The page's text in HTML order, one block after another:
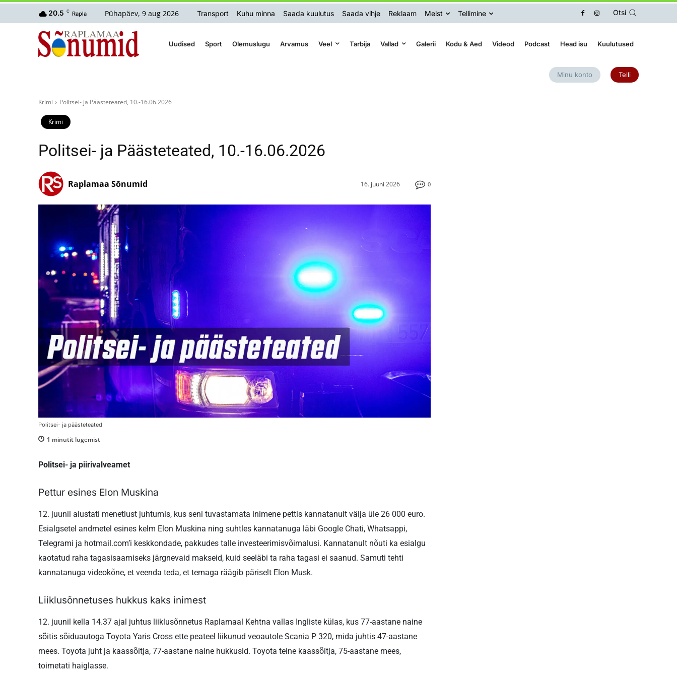
20.5 C Rapla Pühapäev, 9 aug 2026 Transport Kuhu minna Saada kuulutus Saada vihje Reklaam Meist Tellimine Otsi
Uudised Sport Olemuslugu Arvamus Veel Tarbija Vallad Galerii Kodu & Aed Videod Podcast Head isu Kuulutused
Minu konto Telli
Krimi Politsei- ja Päästeteated, 10.-16.06.2026
Krimi
Politsei- ja Päästeteated, 10.-16.06.2026
0
16. juuni 2026
Raplamaa Sõnumid
Politsei- ja päästeteated
1 minutit lugemist
Politsei- ja piirivalveamet
Pettur esines Elon Muskina
12. juunil alustati menetlust juhtumis, kus seni tuvastamata inimene pettis kannatanult välja üle 26 000 euro.
Esialgsetel andmetel esines kelm Elon Muskina ning suhtles kannatanuga läbi Google Chati, Whatsappi,
Telegrami ja hotmail.com’i keskkondade, pakkudes talle investeerimisvõimalusi. Kannatanult nõuti ka esialgu
kaotatud raha tagasisaamiseks järgnevaid makseid, kuid seeläbi ta raha tagasi ei saanud. Samuti tehti
kannatanuga videokõne, et veenda teda, et temaga räägib päriselt Elon Musk.
Liiklusõnnetuses hukkus kaks inimest
12. juunil kella 14.37 ajal juhtus liiklusõnnetus Raplamaal Kehtna vallas Ingliste külas, kus 77-aastane naine
sõitis sõiduautoga Toyota Yaris Cross ette peateel liikunud veoautole Scania P 320, mida juhtis 47-aastane
mees. Toyota juht ja kaassõitja, 77-aastane naine hukkusid. Toyota teine kaassõitja, 75-aastane mees,
toimetati haiglasse.